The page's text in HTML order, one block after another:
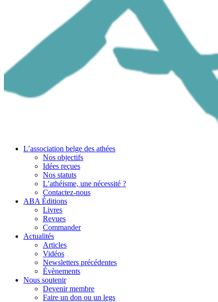
L’association belge des athées
Nos objectifs
Idées reçues
Nos statuts
L’athéisme, une nécessité ?
Contactez-nous
ABA Éditions
Livres
Revues
Commander
Actualités
Articles
Vidéos
Newsletters précédentes
Évènements
Nous soutenir
Devenir membre
Faire un don ou un legs